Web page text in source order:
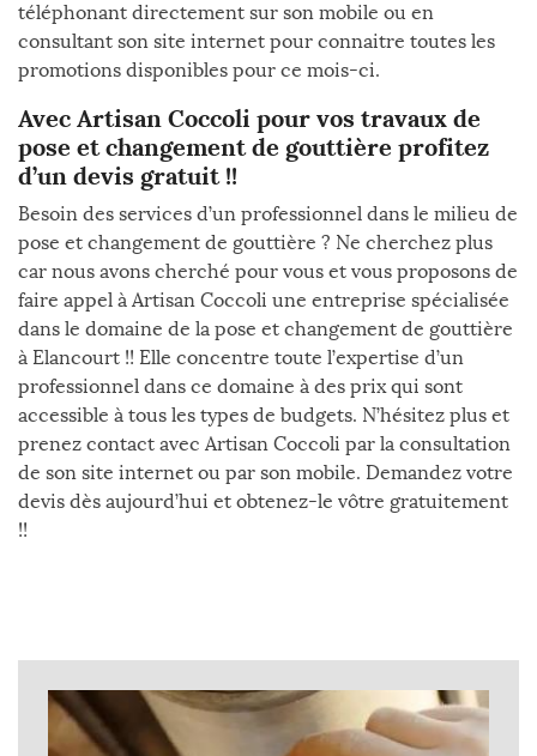
téléphonant directement sur son mobile ou en
consultant son site internet pour connaitre toutes les
promotions disponibles pour ce mois-ci.
Avec Artisan Coccoli pour vos travaux de
pose et changement de gouttière profitez
d’un devis gratuit !!
Besoin des services d’un professionnel dans le milieu de
pose et changement de gouttière ? Ne cherchez plus
car nous avons cherché pour vous et vous proposons de
faire appel à Artisan Coccoli une entreprise spécialisée
dans le domaine de la pose et changement de gouttière
à Elancourt !! Elle concentre toute l’expertise d’un
professionnel dans ce domaine à des prix qui sont
accessible à tous les types de budgets. N’hésitez plus et
prenez contact avec Artisan Coccoli par la consultation
de son site internet ou par son mobile. Demandez votre
devis dès aujourd’hui et obtenez-le vôtre gratuitement
!!